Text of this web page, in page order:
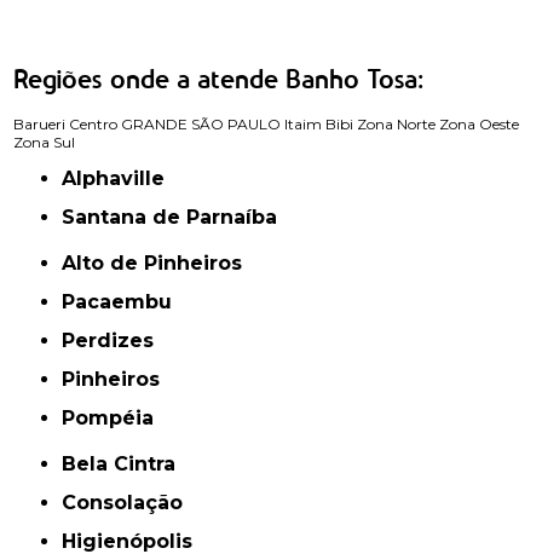
Regiões onde a atende Banho Tosa:
Barueri Centro GRANDE SÃO PAULO Itaim Bibi Zona Norte Zona Oeste
Zona Sul
Alphaville
Santana de Parnaíba
Alto de Pinheiros
Pacaembu
Perdizes
Pinheiros
Pompéia
Bela Cintra
Consolação
Higienópolis